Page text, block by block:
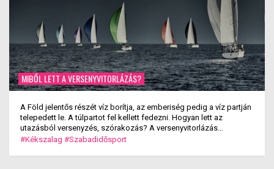
MIBŐL LETT A VERSENYVITORLÁZÁS?
A Föld jelentős részét víz borítja, az emberiség pedig a víz partján
telepedett le. A túlpartot fel kellett fedezni. Hogyan lett az
utazásból versenyzés, szórakozás? A versenyvitorlázás
kialakulása.
#Kékszalag #Szabadidősport